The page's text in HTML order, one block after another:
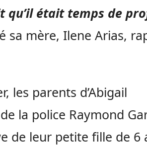
qu’il était temps de
sa mère, Ilene Arias,
les parents d’Abigail
la police Raymond
de leur petite fille de 6